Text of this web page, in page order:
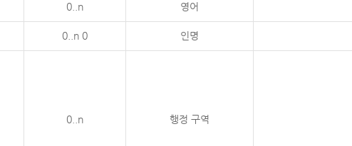
0..n 영어
0..n 0 인명
0..n 행정 구역